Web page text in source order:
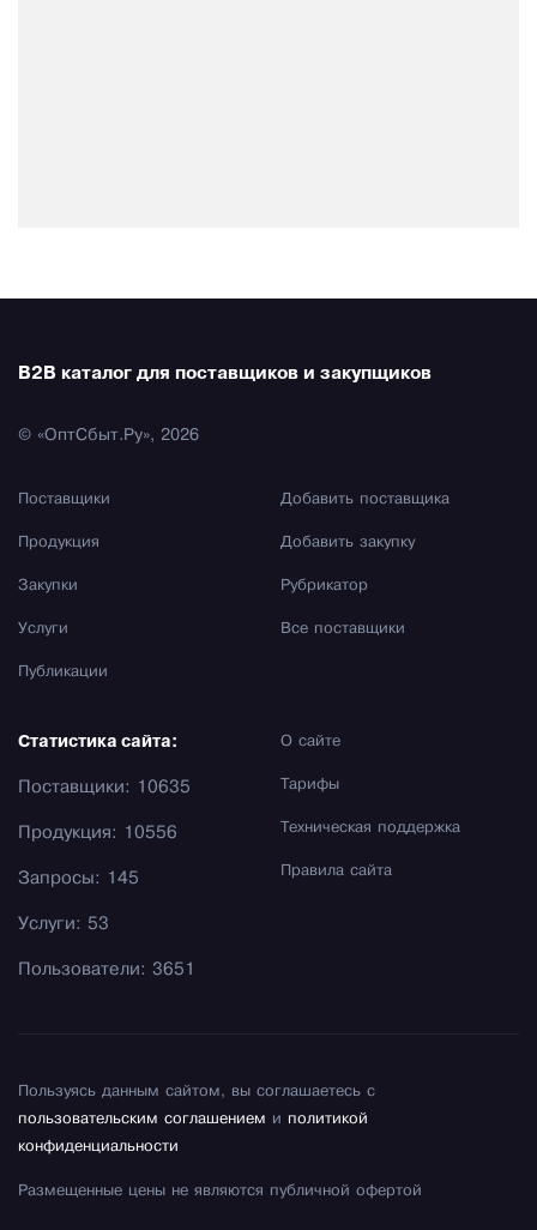
B2B каталог для поставщиков и закупщиков
© «ОптСбыт.Ру», 2026
Поставщики
Продукция
Закупки
Услуги
Публикации
Добавить поставщика
Добавить закупку
Рубрикатор
Все поставщики
О сайте
Тарифы
Техническая поддержка
Правила сайта
Статистика сайта:
Поставщики: 10635
Продукция: 10556
Запросы: 145
Услуги: 53
Пользователи: 3651
Пользуясь данным сайтом, вы соглашаетесь с
пользовательским соглашением и политикой
конфиденциальности
Размещенные цены не являются публичной офертой